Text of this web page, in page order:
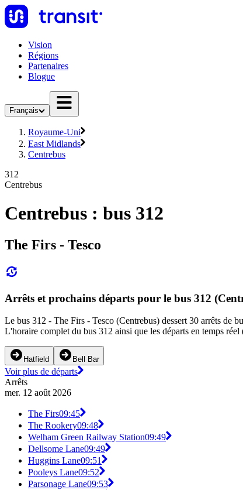
Vision
Régions
Partenaires
Blogue
Français
Royaume-Uni
East Midlands
Centrebus
312
Centrebus
Centrebus : bus 312
The Firs - Tesco
Arrêts et prochains départs pour le bus 312
Le bus 312 - The Firs - Tesco (Centrebus) dessert 30 arrêts de
L'horaire complet du bus 312 ainsi que les départs en temps
Hatfield Bell Bar
Voir plus de départs
Arrêts
mer. 12 août 2026
The Firs09:45
The Rookery09:48
Welham Green Railway Station09:49
Dellsome Lane09:49
Huggins Lane09:51
Pooleys Lane09:52
Parsonage Lane09:53